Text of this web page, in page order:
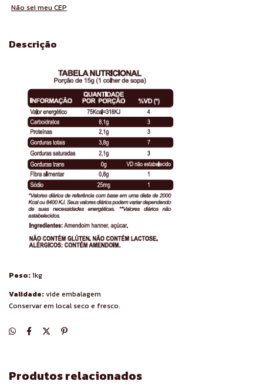
Não sei meu CEP
Descrição
Peso:1kg
Validade:vide embalagem
Conservar em local seco e fresco.
Produtos relacionados